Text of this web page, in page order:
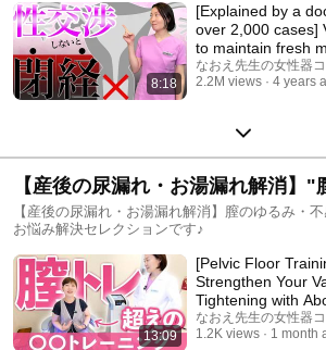
8:18
[Explained by a
over 2,000 cases]
to maintain fresh
after ...
なおえ先生の女性器
2.2M views
4 years
【産後の尿漏れ・お湯漏れ解消】
って起きる・不感症・子宮脱など
み解決セレクション
【産後の尿漏れ・お湯漏れ解消】膣のゆるみ・
お悩み解決セレクションです♪
13:09
[Pelvic Floor
Strengthen Your
Tightening with
Muscle
なおえ先生の女性器
1.2K views
1 month